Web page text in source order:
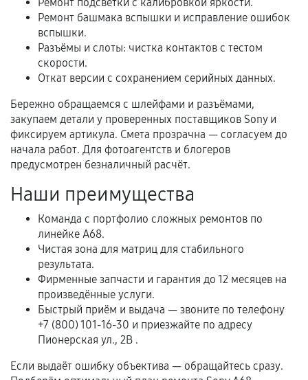
условия продления согласовываются отдельно и
фиксируются в документах.
Нарушение правил эксплуатации,
механические повреждения, попадание влаги,
перегрев, коррозия.
третьих лиц.
Естественный износ деталей, если иное не
предусмотрено отдельно.
Обращение после окончания гарантийного
срока.
Программные сбои, если это не указано в
отдельных условиях.
Если комплектующие куплены
Ремонт башмака вспышки и исправление ошибок
вспышки.
Разъёмы и слоты: чистка контактов с тестом
скорости.
Откат версии с сохранением серийных данных.
Бережно обращаемся с шлейфами и разъёмами,
закупаем детали у проверенных поставщиков Sony и
фиксируем артикула. Смета прозрачна — согласуем до
начала работ. Для фотоагентств и блогеров
предусмотрен безналичный расчёт.
Наши преимущества
Команда с портфолио сложных ремонтов по
линейке A68.
Чистая зона для матриц для стабильного
результата.
Фирменные запчасти и гарантия до 12 месяцев на
произведённые услуги.
Быстрый приём и выдача — звоните по телефону
+7 (800) 101-16-30 и приезжайте по адресу
Пионерская ул., 2В .
Если выдаёт ошибку объектива — обращайтесь сразу.